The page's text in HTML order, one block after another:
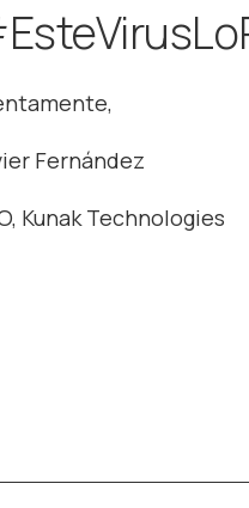
Fernández
Kunak Technologies